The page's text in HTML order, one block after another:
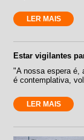
LER MAIS
Estar vigilantes
"A nossa espera é,
é contemplativa,
LER MAIS